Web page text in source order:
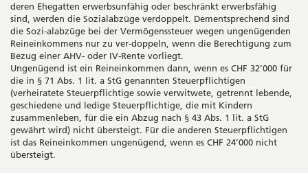
deren Ehegatten erwerbsunfähig oder beschränkt erwerbsfähig
sind, werden die Sozialabzüge verdoppelt. Dementsprechend sind
die Sozi-alabzüge bei der Vermögenssteuer wegen ungenügenden
Reineinkommens nur zu ver-doppeln, wenn die Berechtigung zum
Bezug einer AHV- oder IV-Rente vorliegt.
Ungenügend ist ein Reineinkommen dann, wenn es CHF 32’000 für
die in § 71 Abs. 1 lit. a StG genannten Steuerpflichtigen
(verheiratete Steuerpflichtige sowie verwitwete, getrennt lebende,
geschiedene und ledige Steuerpflichtige, die mit Kindern
zusammenleben, für die ein Abzug nach § 43 Abs. 1 lit. a StG
gewährt wird) nicht übersteigt. Für die anderen Steuerpflichtigen
ist das Reineinkommen ungenügend, wenn es CHF 24’000 nicht
übersteigt.